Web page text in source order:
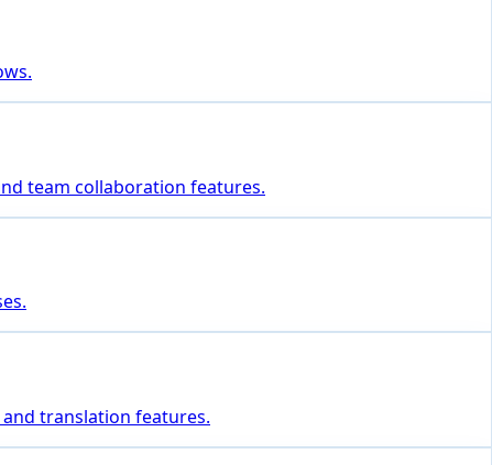
team collaboration features.
translation features.